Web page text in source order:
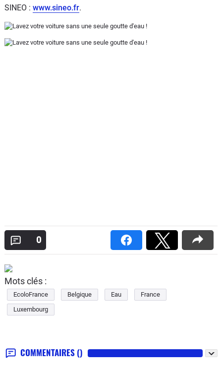
SINEO : www.sineo.fr.
0
Mots clés :
EcoloFrance Belgique Eau
France
Luxembourg
COMMENTAIRES ()